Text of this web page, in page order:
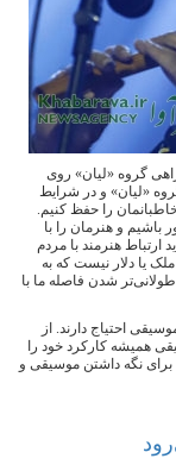
گروه «لیان» روی
«لیان» و در شرایط
را حفظ کنیم.
باشیم و هنرمان را با
ارتباط هنرمند با مردم
یا دلار نیست که به
شدن فاصله ما با
احتیاج دارند. از
همیشه کارکرد خود را
برای نگه داشتن موسیقی و